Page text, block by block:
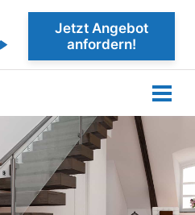
Jetzt Angebot
anfordern!